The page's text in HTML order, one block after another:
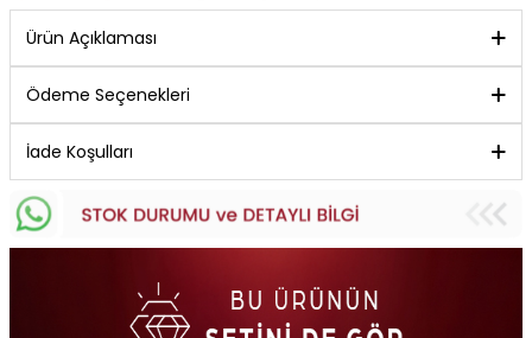
Ürün Açıklaması
Ödeme Seçenekleri
İade Koşulları